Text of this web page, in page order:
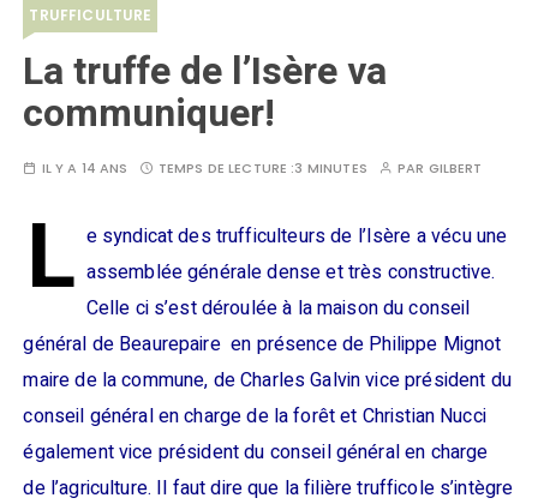
TRUFFICULTURE
La truffe de l’Isère va
communiquer!
IL Y A 14 ANS TEMPS DE LECTURE :3 MINUTES PAR GILBERT
L e syndicat des trufficulteurs de l’Isère a vécu une
assemblée générale dense et très constructive.
Celle ci s’est déroulée à la maison du conseil
général de Beaurepaire en présence de Philippe Mignot
maire de la commune, de Charles Galvin vice président du
conseil général en charge de la forêt et Christian Nucci
également vice président du conseil général en charge
de l’agriculture. Il faut dire que la filière trufficole s’intègre